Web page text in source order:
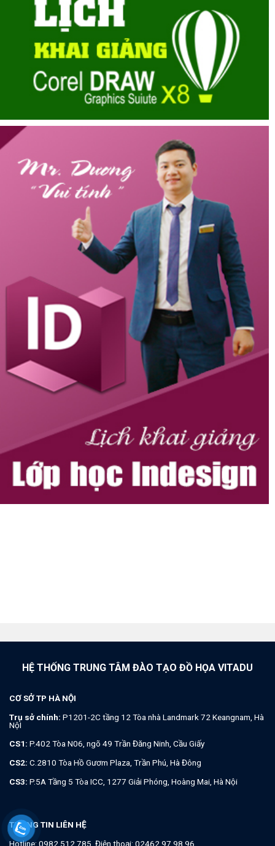
HỆ THỐNG TRUNG TÂM ĐÀO TẠO ĐỒ HỌA VITADU
CƠ SỞ TP HÀ NỘI
Trụ sở chính: P1201-2C tầng 12 Tòa nhà Landmark 72 Keangnam, Hà
NộI
CS1: P.402 Tòa N06, ngõ 49 Trần Đăng Ninh, Cầu Giấy
CS2: C.2810 Tòa Hồ Gươm Plaza, Trần Phú, Hà Đông
CS3: P.5A Tầng 5 Tòa ICC, 1277 Giải Phóng, Hoàng Mai, Hà Nội
THÔNG TIN LIÊN HỆ
Hotline: 0982.512.785 , Điện thoại: 02462.97.98.96